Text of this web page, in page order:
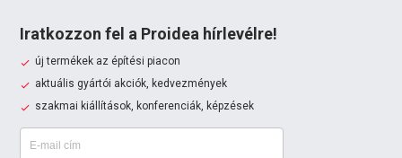
Iratkozzon fel a Proidea hírlevélre!
új termékek az építési piacon
aktuális gyártói akciók, kedvezmények
szakmai kiállítások, konferenciák, képzések